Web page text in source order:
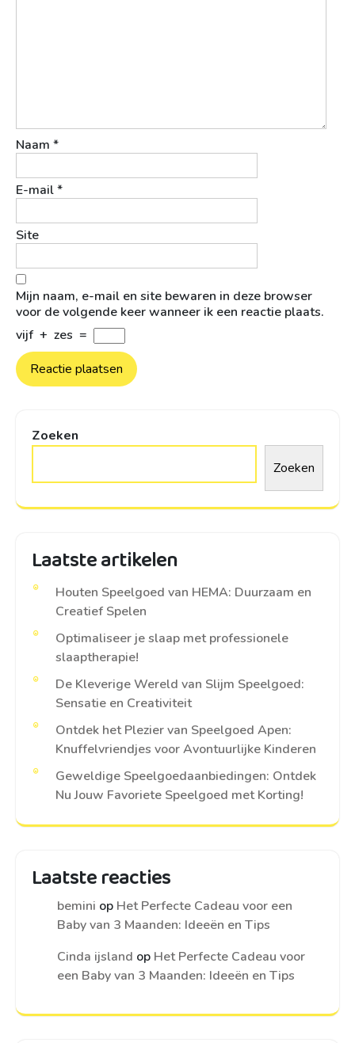
Naam *
E-mail*
Site
Mijn naam, e-mail en site bewaren in deze browser
voor de volgende keer wanneer ik een reactie plaats.
vijf + zes =
Zoeken
Zoeken
Laatste artikelen
Houten Speelgoed van HEMA: Duurzaam en
Creatief Spelen
Optimaliseer je slaap met professionele
slaaptherapie!
De Kleverige Wereld van Slijm Speelgoed:
Sensatie en Creativiteit
Ontdek het Plezier van Speelgoed Apen:
Knuffelvriendjes voor Avontuurlijke Kinderen
Geweldige Speelgoedaanbiedingen: Ontdek
Nu Jouw Favoriete Speelgoed met Korting!
Laatste reacties
bemini op Het Perfecte Cadeau voor een
Baby van 3 Maanden: Ideeën en Tips
Cinda ijsland op Het Perfecte Cadeau voor
een Baby van 3 Maanden: Ideeën en Tips